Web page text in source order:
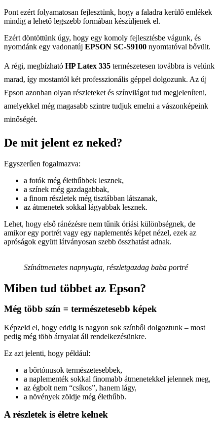
Pont ezért folyamatosan fejlesztünk, hogy a faladra kerülő emlékek
mindig a lehető legszebb formában készüljenek el.
Ezért döntöttünk úgy, hogy egy komoly fejlesztésbe vágunk, és
nyomdánk egy vadonatúj EPSON SC-S9100 nyomtatóval bővült.
A régi, megbízható HP Latex 335 természetesen továbbra is velünk
marad, így mostantól két professzionális géppel dolgozunk. Az új
Epson azonban olyan részleteket és színvilágot tud megjeleníteni,
amelyekkel még magasabb szintre tudjuk emelni a vászonképeink
minőségét.
De mit jelent ez neked?
Egyszerűen fogalmazva:
a fotók még élethűbbek lesznek,
a színek még gazdagabbak,
a finom részletek még tisztábban látszanak,
az átmenetek sokkal lágyabbak lesznek.
Lehet, hogy első ránézésre nem tűnik óriási különbségnek, de
amikor egy portrét vagy egy naplementés képet nézel, ezek az
apróságok együtt látványosan szebb összhatást adnak.
Színátmenetes napnyugta, részletgazdag baba portré
Miben tud többet az Epson?
Még több szín = természetesebb képek
Képzeld el, hogy eddig is nagyon sok színből dolgoztunk – most
pedig még több árnyalat áll rendelkezésünkre.
Ez azt jelenti, hogy például:
a bőrtónusok természetesebbek,
a naplementék sokkal finomabb átmenetekkel jelennek meg,
az égbolt nem “csíkos”, hanem lágy,
a növények zöldje még élethűbb.
A részletek is életre kelnek